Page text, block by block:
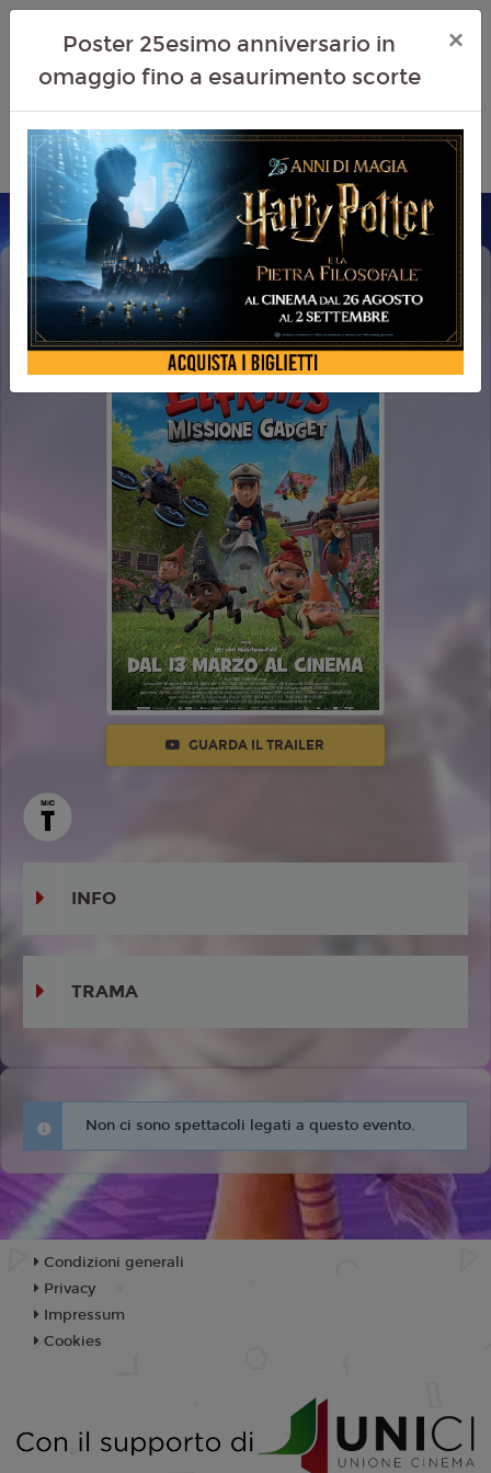
ELFKINS - MISSIONE GADGET
GUARDA IL TRAILER
INFO
TRAMA
Non ci sono spettacoli legati a questo evento.
Poster 25esimo anniversario in
omaggio fino a esaurimento scorte
×
Condizioni generali
Privacy
Impressum
Cookies